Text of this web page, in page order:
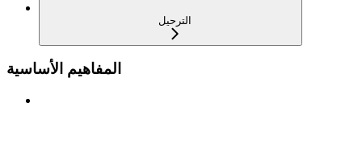
الترحيل
المفاهيم الأساسية